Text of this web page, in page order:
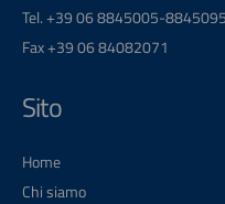
Tel. +39 06 8845005-8845095
Fax +39 06 84082071
Sito
Home
Chi siamo